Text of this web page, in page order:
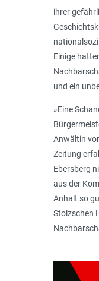
ihrer
Einige
und ein
»Eine
Anwältin
Zeitung
Ebersberg
aus der
Anhalt so
Stolzschen